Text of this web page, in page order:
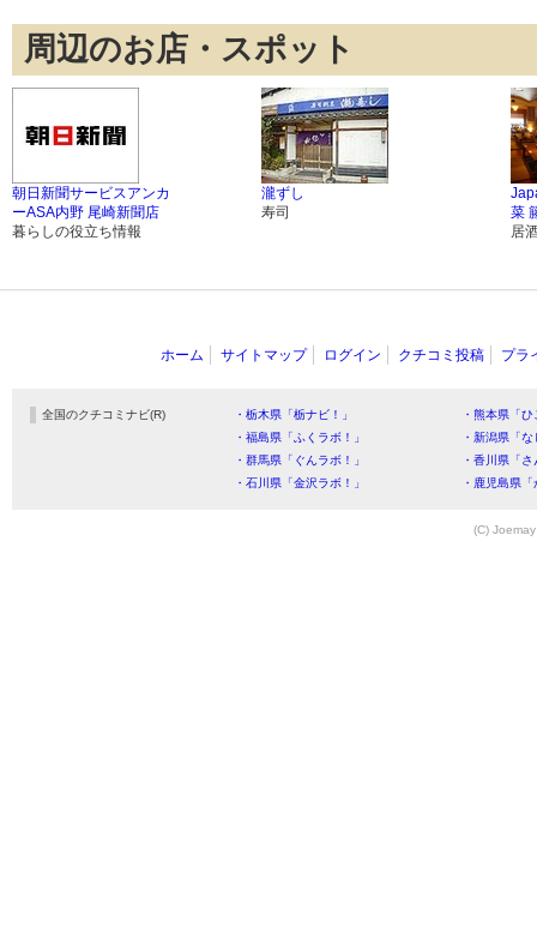
周辺のお店・スポット
朝日新聞サービスアンカ
ーASA内野 尾崎新聞店
暮らしの役立ち情報
瀧ずし
寿司
菜
居
ホーム サイトマップ ログイン クチコミ投稿 プラ
全国のクチコミナビ(R) ・栃木県「栃ナビ！」
・熊本県「
・福島県「ふくラボ！」
・新潟県「
・群馬県「ぐんラボ！」
・香川県「
・石川県「金沢ラボ！」
・鹿児島県
(C)